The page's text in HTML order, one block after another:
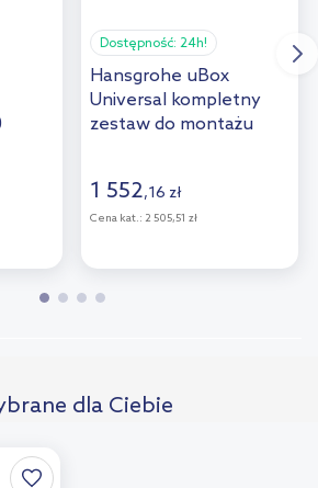
Dostępność: 24h!
Hansgrohe uBox
Universal kompletny
zestaw do montażu
wyłożenia płytkami
56018180
1 552,16 zł
Cena kat.: 2 505,51 zł
dla Ciebie